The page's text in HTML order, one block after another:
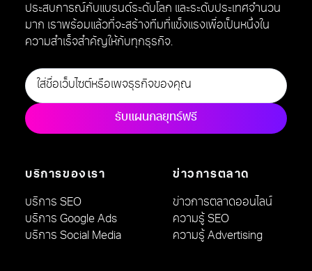
ประสบการณ์กับแบรนด์ระดับโลก และระดับประเทศจำนวน
มาก เราพร้อมแล้วที่จะสร้างทีมที่แข็งแรงเพื่อเป็นหนึ่งใน
ความสำเร็จสำคัญให้กับทุกธุรกิจ.
รับแผนกลยุทธ์ฟรี
บริการของเรา
บริการ SEO
บริการ Google Ads
บริการ Social Media
ข่าวการตลาด
ข่าวการตลาดออนไลน์
ความรู้ SEO
ความรู้ Advertising